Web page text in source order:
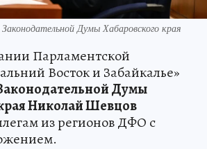
Думы Хабаровского края
Парламентской
Восток и Забайкалье»
Думы
Николай Шевцов
из регионов ДФО с